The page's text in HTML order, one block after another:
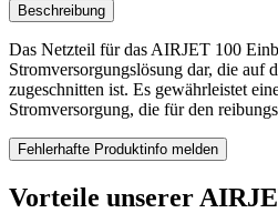
Beschreibung
Das Netzteil für das AIRJET 100
Stromversorgungslösung dar, die auf
zugeschnitten ist. Es gewährleistet
Stromversorgung, die für den
Fehlerhafte Produktinfo melden
Vorteile unserer